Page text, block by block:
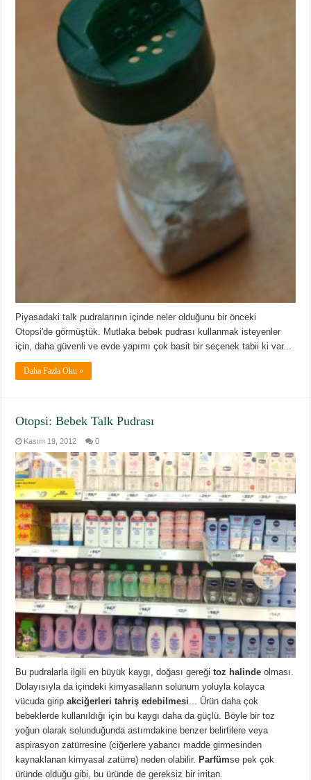
Piyasadaki talk pudralarının içinde neler olduğunu bir önceki
Otopsi'de görmüştük. Mutlaka bebek pudrası kullanmak isteyenler
için, daha güvenli ve evde yapımı çok basit bir seçenek tabii ki var...
Daha Fazla Oku »
Otopsi: Bebek Talk Pudrası
Kasım 19, 2012 0
Bu pudralarla ilgili en büyük kaygı, doğası gereğitoz halinde olması.
Dolayısıyla da içindeki kimyasalların solunum yoluyla kolayca
vücuda giripakciğerleri tahriş edebilmesi ... Ürün daha çok
bebeklerde kullanıldığı için bu kaygı daha da güçlü. Böyle bir toz
yoğun olarak solunduğunda astımdakine benzer belirtilere veya
aspirasyon zatürresine (ciğerlere yabancı madde girmesinden
kaynaklanan kimyasal zatürre) neden olabilir. Parfümse pek çok
üründe olduğu gibi, bu üründe de gereksiz bir irritan.